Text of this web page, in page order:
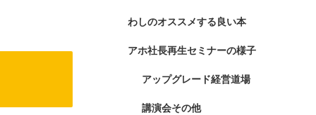
わしのオススメする良い本
アホ社長再生セミナーの様子
アップグレード経営道場
講演会その他